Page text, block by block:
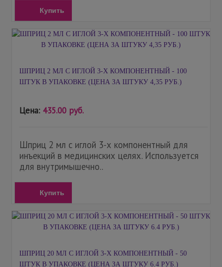
Купить
ШПРИЦ 2 МЛ С ИГЛОЙ 3-Х КОМПОНЕНТНЫЙ - 100
ШТУК В УПАКОВКЕ (ЦЕНА ЗА ШТУКУ 4,35 РУБ.)
Цена: 435.00 руб.
Шприц 2 мл с иглой 3-х компонентный для
инъекций в медицинских целях. Используется
для внутримышечно..
Купить
ШПРИЦ 20 МЛ С ИГЛОЙ 3-Х КОМПОНЕНТНЫЙ - 50
ШТУК В УПАКОВКЕ (ЦЕНА ЗА ШТУКУ 6.4 РУБ.)